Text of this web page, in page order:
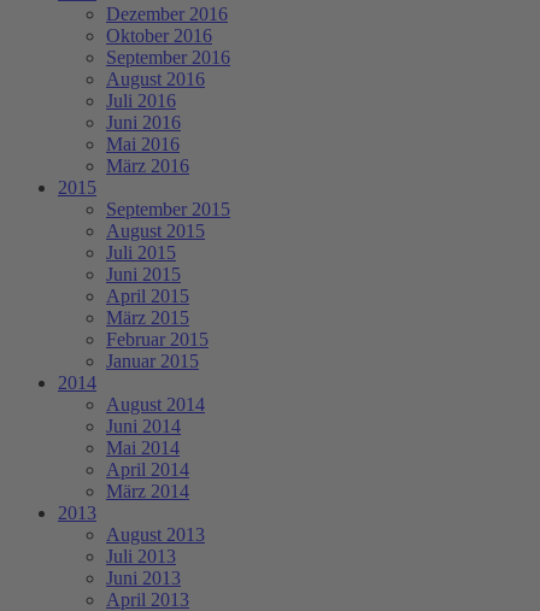
Dezember 2016
Oktober 2016
September 2016
August 2016
Juli 2016
Juni 2016
Mai 2016
März 2016
2015
September 2015
August 2015
Juli 2015
Juni 2015
April 2015
März 2015
Februar 2015
Januar 2015
2014
August 2014
Juni 2014
Mai 2014
April 2014
März 2014
2013
August 2013
Juli 2013
Juni 2013
April 2013